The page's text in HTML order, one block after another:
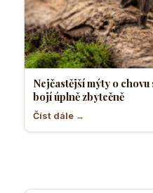
Nejčastější mýty o
bojí úplně zbytečně
Číst dále →